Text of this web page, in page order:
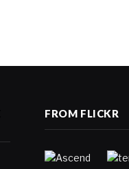
FROM FLICKR